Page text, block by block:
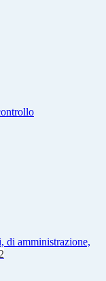
di amministrazione,
2